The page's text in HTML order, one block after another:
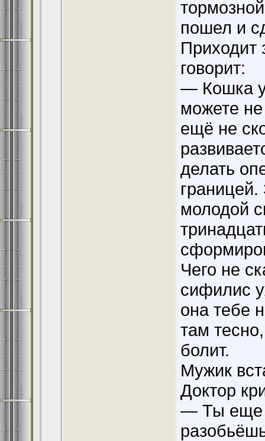
пошел и
Приходит
говорит:
— Кошка у
можете
ещё не
делать
молодой
Чего не
сифилис
она тебе
там
болит.
Мужик
Доктор
— Ты еще